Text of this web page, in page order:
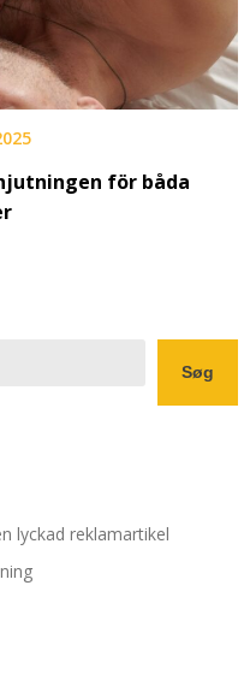
för båda
Søg
lyckad reklamartikel